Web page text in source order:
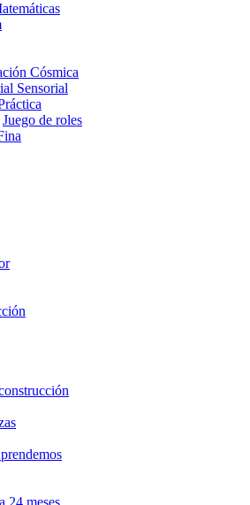
Cósmica
Sensorial
Juego de roles
24 meses